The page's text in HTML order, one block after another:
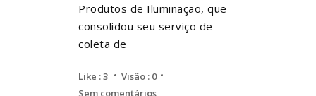
Produtos de Iluminação, que
consolidou seu serviço de
coleta de
Like :3
Visão : 0
Sem comentários